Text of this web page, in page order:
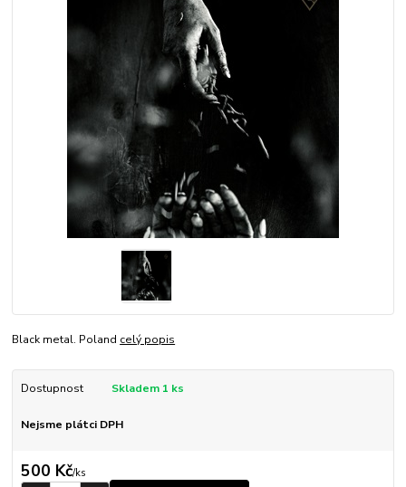
Black metal. Poland celý popis
Dostupnost Skladem 1 ks
Nejsme plátci DPH
500 Kč/ks